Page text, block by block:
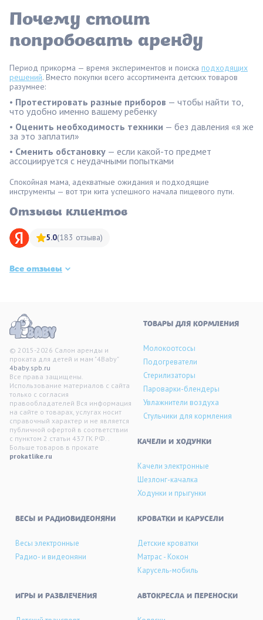
Почему стоит
попробовать аренду
Период прикорма — время экспериментов и поиска подходящих
решений. Вместо покупки всего ассортимента детских товаров
разумнее:
• Протестировать разные приборов — чтобы найти то,
что удобно именно вашему ребенку
• Оценить необходимость техники — без давления «я же
за это заплатил»
• Сменить обстановку — если какой-то предмет
ассоциируется с неудачными попытками
Спокойная мама, адекватные ожидания и подходящие
инструменты — вот три кита успешного начала пищевого пути.
Отзывы клиентов
5.0(183 отзыва)
Все отзывы
© 2015-2026 Салон аренды и
проката для детей и мам "4Baby"
4baby.spb.ru
Все права защищены.
Использование материалов с сайта
только с согласия
правообладателей Вся информация
на сайте о товарах, услугах носит
справочный характер и не является
публичной офертой в соответствии
с пунктом 2 статьи 437 ГК РФ. .
Больше товаров в прокате
prokatlike.ru
ТОВАРЫ ДЛЯ КОРМЛЕНИЯ
Молокоотсосы
Подогреватели
Стерилизаторы
Пароварки-блендеры
Увлажнители воздуха
Стульчики для кормления
KАЧЕЛИ И ХОДУНКИ
Качели электронные
Шезлонг-качалка
Ходунки и прыгунки
ВЕСЫ И РАДИОВИДЕОНЯНИ
Весы электронные
Радио- и видеоняни
КРОВАТКИ И КАРУСЕЛИ
Детские кроватки
Матрас - Кокон
Карусель-мобиль
ИГРЫ И РАЗВЛЕЧЕНИЯ АВТОКРЕСЛА И ПЕРЕНОСКИ